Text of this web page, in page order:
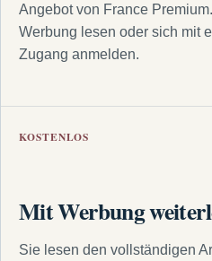
Angebot von France
Werbung lesen oder sich mit
Zugang anmelden.
KOSTENLOS
Mit Werbung
Sie lesen den vollständigen